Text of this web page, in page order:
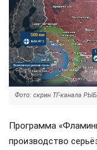
Фото: скрин ТГ-канала
Программа
производство